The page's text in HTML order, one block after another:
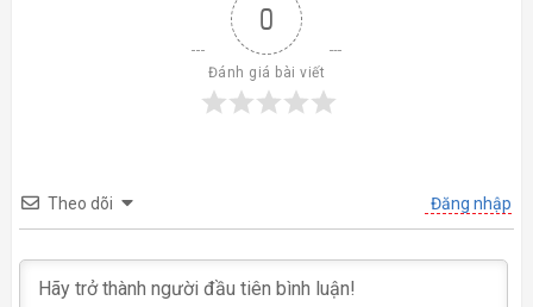
0
Đánh giá bài viết
Theo dõi Đăng nhập